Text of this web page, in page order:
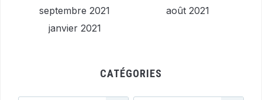
septembre 2021
août 2021
janvier 2021
CATÉGORIES